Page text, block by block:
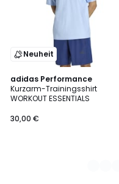
Neuheit
adidas Performance
Kurzarm-Trainingsshirt
WORKOUT ESSENTIALS
30,00 €
2
Farben